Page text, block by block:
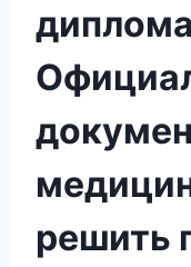
решить